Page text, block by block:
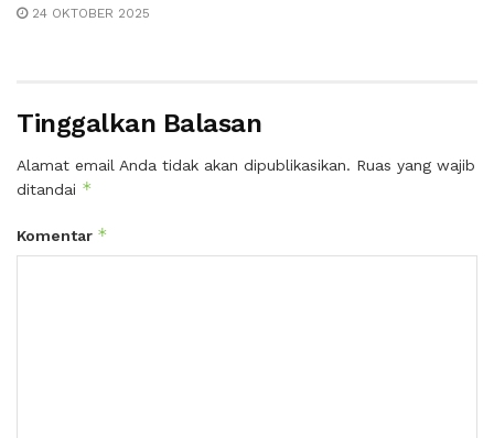
24 OKTOBER 2025
Tinggalkan Balasan
Alamat email Anda tidak akan dipublikasikan. Ruas yang wajib
ditandai *
Komentar *